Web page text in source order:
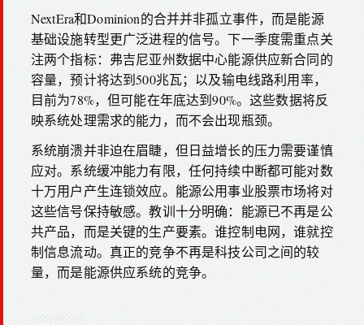
NextEra和Dominion的合并并非孤立事件，而是能源
基础设施转型更广泛进程的信号。下一季度需重点关
注两个指标：弗吉尼亚州数据中心能源供应新合同的
容量，预计将达到500兆瓦；以及输电线路利用率，
目前为78%，但可能在年底达到90%。这些数据将反
映系统处理需求的能力，而不会出现瓶颈。
系统崩溃并非迫在眉睫，但日益增长的压力需要谨慎
应对。系统缓冲能力有限，任何持续中断都可能对数
十万用户产生连锁效应。能源公用事业股票市场将对
这些信号保持敏感。教训十分明确：能源已不再是公
共产品，而是关键的生产要素。谁控制电网，谁就控
制信息流动。真正的竞争不再是科技公司之间的较
量，而是能源供应系统的竞争。